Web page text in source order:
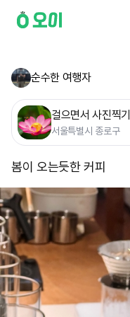
순수한 여행자
걸으면서 사진찍기
서울특별시 종로구
봄이 오는듯한 커피